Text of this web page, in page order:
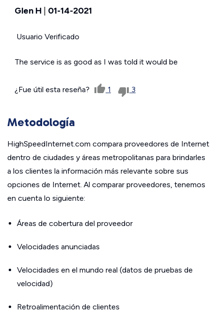
Glen H | 01-14-2021
Usuario Verificado
The service is as good as I was told it would be
¿Fue útil esta reseña? 1 3
Metodología
HighSpeedInternet.com compara proveedores de Internet
dentro de ciudades y áreas metropolitanas para brindarles
a los clientes la información más relevante sobre sus
opciones de Internet. Al comparar proveedores, tenemos
en cuenta lo siguiente:
Áreas de cobertura del proveedor
Velocidades anunciadas
Velocidades en el mundo real (datos de pruebas de
velocidad)
Retroalimentación de clientes